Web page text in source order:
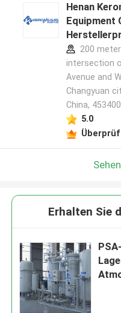
Henan
Equipment
200
intersection
Avenue and
Changyuan
China,
5.0
Erhalten Sie